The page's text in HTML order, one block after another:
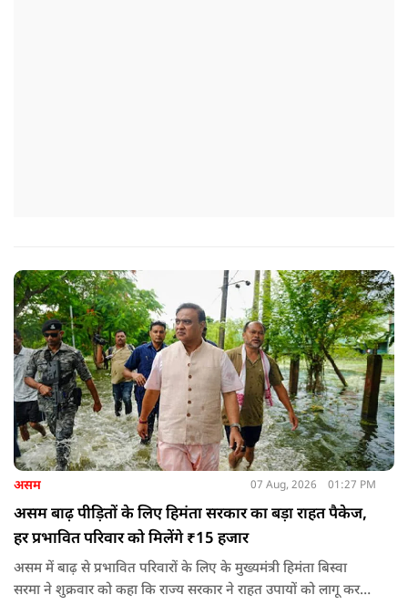
असम 07 Aug, 2026 01:27 PM
असम बाढ़ पीड़ितों के लिए हिमंता सरकार का बड़ा राहत पैकेज,
हर प्रभावित परिवार को मिलेंगे ₹15 हजार
असम में बाढ़ से प्रभावित परिवारों के लिए के मुख्यमंत्री हिमंता बिस्वा
सरमा ने शुक्रवार को कहा कि राज्य सरकार ने राहत उपायों को लागू करना